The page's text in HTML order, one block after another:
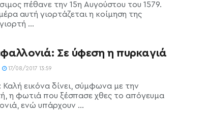
πέθανε την 15η Αυγούστου του 1579.
αυτή γιορτάζεται η κοίμηση της
...
Σε ύφεση η πυρκαγιά
17/08/2017 13:59
εικόνα δίνει, σύμφωνα με την
η φωτιά που ξέσπασε χθες το απόγευμα
ενώ υπάρχουν ...